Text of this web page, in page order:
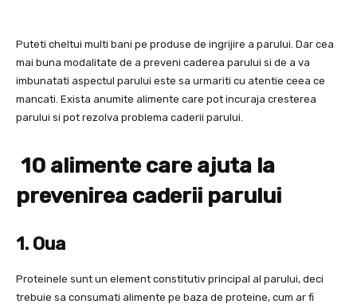
Puteti cheltui multi bani pe produse de ingrijire a parului. Dar cea
mai buna modalitate de a preveni caderea parului si de a va
imbunatati aspectul parului este sa urmariti cu atentie ceea ce
mancati. Exista anumite alimente care pot incuraja cresterea
parului si pot rezolva problema caderii parului.
10 alimente care ajuta la
prevenirea caderii parului
1. Oua
Proteinele sunt un element constitutiv principal al parului, deci
trebuie sa consumati alimente pe baza de proteine, cum ar fi